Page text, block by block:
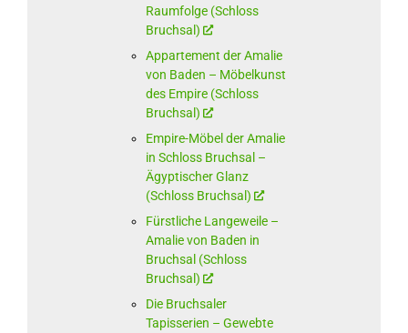
Raumfolge (Schloss
Bruchsal)
Appartement der Amalie
von Baden – Möbelkunst
des Empire (Schloss
Bruchsal)
Empire-Möbel der Amalie
in Schloss Bruchsal –
Ägyptischer Glanz
(Schloss Bruchsal)
Fürstliche Langeweile –
Amalie von Baden in
Bruchsal (Schloss
Bruchsal)
Die Bruchsaler
Tapisserien – Gewebte